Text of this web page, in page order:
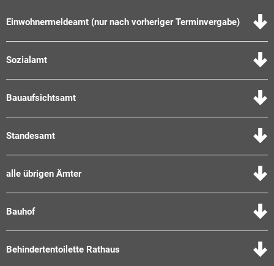
Einwohnermeldeamt (nur nach vorheriger Terminvergabe)
Sozialamt
Bauaufsichtsamt
Standesamt
alle übrigen Ämter
Bauhof
Behindertentoilette Rathaus